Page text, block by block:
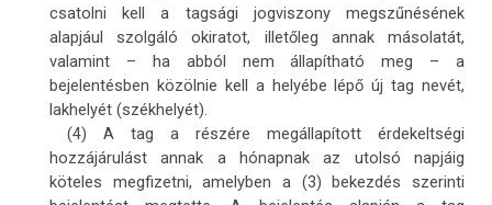
csatolni kell a tagsági jogviszony megszűnésének
alapjául szolgáló okiratot, illetőleg annak másolatát,
valamint – ha abból nem állapítható meg – a
bejelentésben közölnie kell a helyébe lépő új tag nevét,
lakhelyét (székhelyét).
(4) A tag a részére megállapított érdekeltségi
hozzájárulást annak a hónapnak az utolsó napjáig
köteles megfizetni, amelyben a (3) bekezdés szerinti